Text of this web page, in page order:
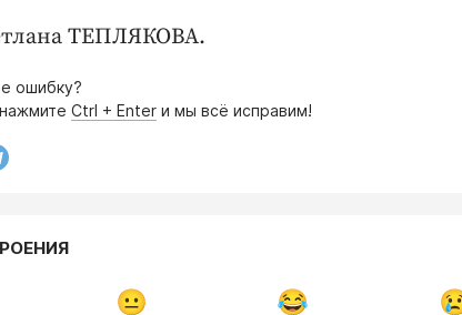
ТЕПЛЯКОВА.
ошибку?
Ctrl + Enter и мы всё исправим!